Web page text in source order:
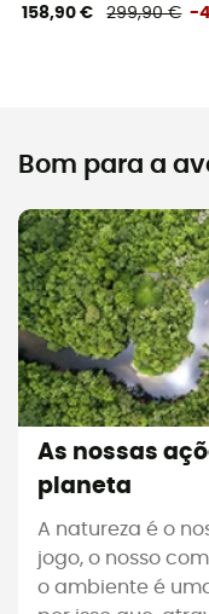
158,90 € 299,90 € -
Bom para a
As nossas
planeta
A natureza é o
jogo, o nosso
o ambiente é